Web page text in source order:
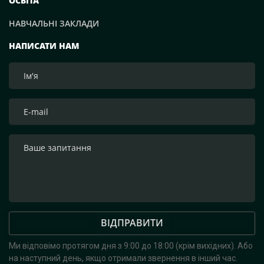
приєднатися до цієї Святої доброї справи!», — зазначим
нами! Слава Україні!
НАПИСАТИ НАМ
ВІДПРАВИТИ
Ми відповімо протягом дня з 9:00 до 18:00 (крім вихідних). Або
на наступний день, якщо отримали звернення в інший час.
НАВЧАЛЬНІ ЗАКЛАДИ